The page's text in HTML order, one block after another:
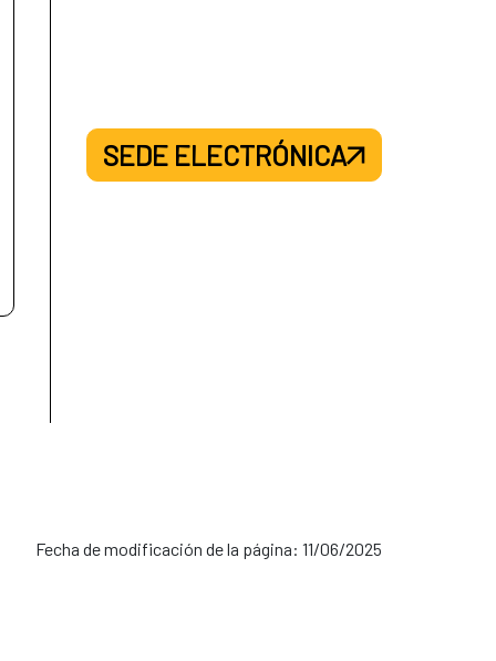
SEDE ELECTRÓNICA
Fecha de modificación de la página: 11/06/2025